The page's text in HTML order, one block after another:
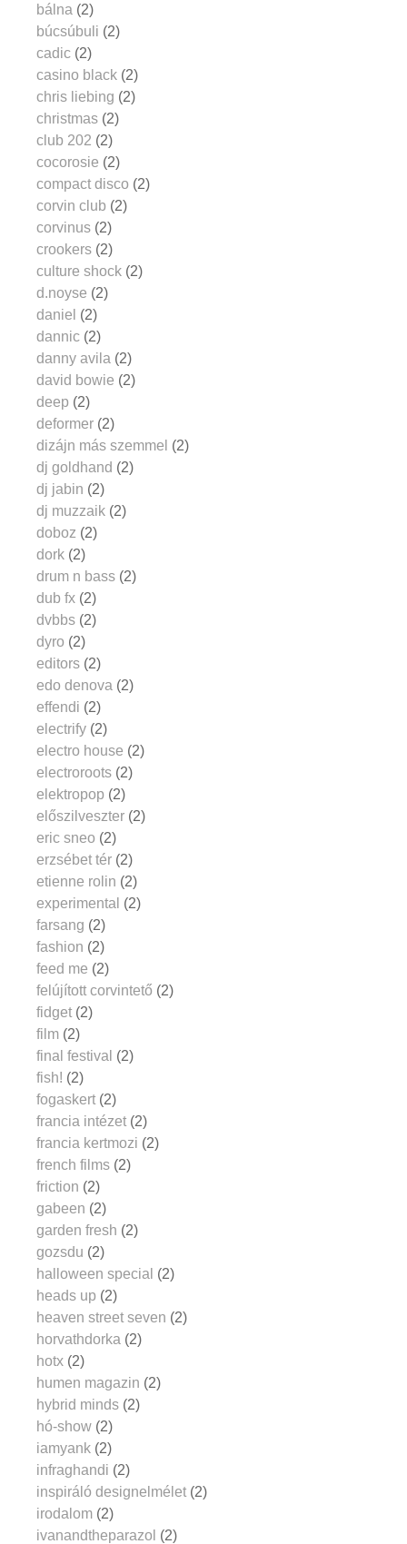
bálna (2)
búcsúbuli (2)
cadic (2)
casino black (2)
chris liebing (2)
christmas (2)
club 202 (2)
cocorosie (2)
compact disco (2)
corvin club (2)
corvinus (2)
crookers (2)
culture shock (2)
d.noyse (2)
daniel (2)
dannic (2)
danny avila (2)
david bowie (2)
deep (2)
deformer (2)
dizájn más szemmel (2)
dj goldhand (2)
dj jabin (2)
dj muzzaik (2)
doboz (2)
dork (2)
drum n bass (2)
dub fx (2)
dvbbs (2)
dyro (2)
editors (2)
edo denova (2)
effendi (2)
electrify (2)
electro house (2)
electroroots (2)
elektropop (2)
előszilveszter (2)
eric sneo (2)
erzsébet tér (2)
etienne rolin (2)
experimental (2)
farsang (2)
fashion (2)
feed me (2)
felújított corvintető (2)
fidget (2)
film (2)
final festival (2)
fish! (2)
fogaskert (2)
francia intézet (2)
francia kertmozi (2)
french films (2)
friction (2)
gabeen (2)
garden fresh (2)
gozsdu (2)
halloween special (2)
heads up (2)
heaven street seven (2)
horvathdorka (2)
hotx (2)
humen magazin (2)
hybrid minds (2)
hó-show (2)
iamyank (2)
infraghandi (2)
inspiráló designelmélet (2)
irodalom (2)
ivanandtheparazol (2)